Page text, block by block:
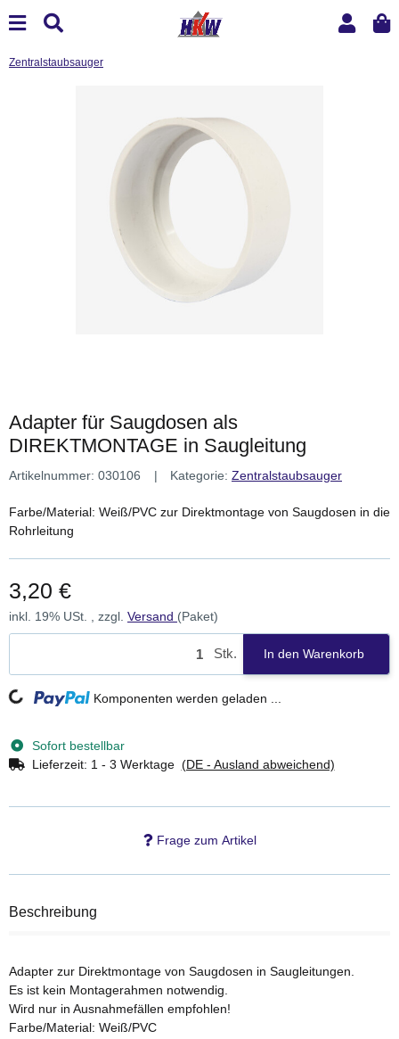
Zentralstaubsauger
Adapter für Saugdosen als
DIREKTMONTAGE in Saugleitung
Artikelnummer: 030106 Kategorie: Zentralstaubsauger
Farbe/Material: Weiß/PVC zur Direktmontage von Saugdosen in die
Rohrleitung
3,20 €
inkl. 19% USt. , zzgl. Versand (Paket)
Stk. In den Warenkorb
Loading... Komponenten werden geladen ...
Sofort bestellbar
Lieferzeit: 1 - 3 Werktage (DE - Ausland abweichend)
Frage zum Artikel
Beschreibung
Adapter zur Direktmontage von Saugdosen in Saugleitungen.
Es ist kein Montagerahmen notwendig.
Wird nur in Ausnahmefällen empfohlen!
Farbe/Material: Weiß/PVC